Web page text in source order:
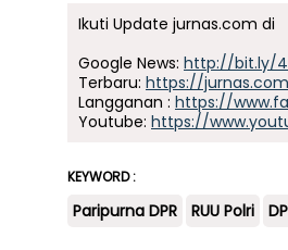
Ikuti Update jurnas.com di
Google News: http://bit.ly/
Terbaru: https://
Langganan : https://
Youtube: https://
KEYWORD :
Paripurna DPR RUU Polri